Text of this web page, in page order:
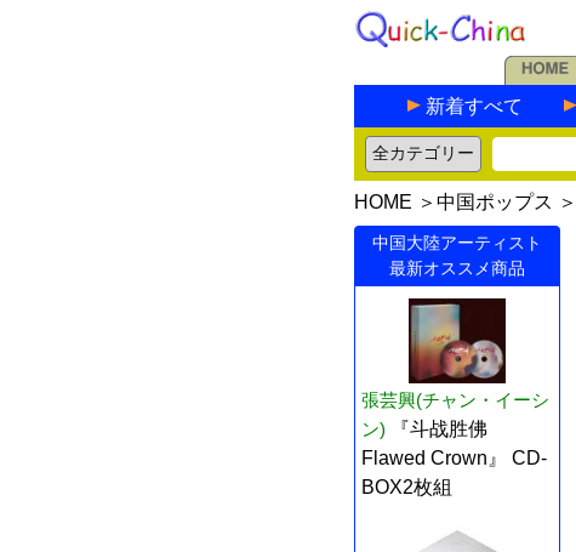
新着すべて
HOME ＞ 中国ポップス ＞
中国大陸アーティスト
最新オススメ商品
張芸興(チャン・イーシ
ン)
『斗战胜佛
Flawed Crown』 CD-
BOX2枚組